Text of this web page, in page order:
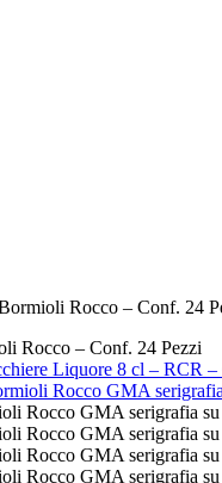
Rocco – Conf. 24
Rocco – Conf. 24 Pezzi
Liquore 8 cl – RCR